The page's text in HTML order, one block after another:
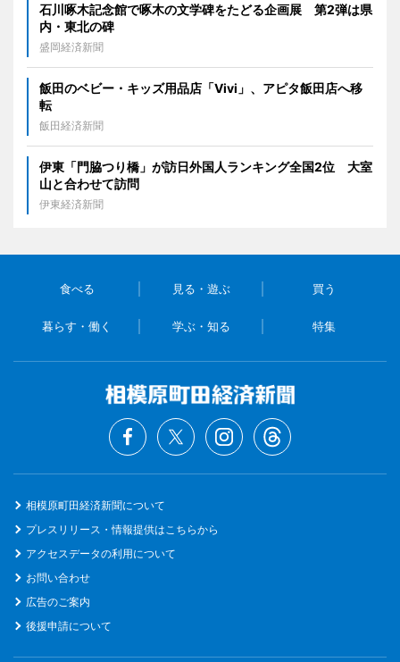
石川啄木記念館で啄木の文学碑をたどる企画展 第2弾は県
内・東北の碑
盛岡経済新聞
飯田のベビー・キッズ用品店「Vivi」、アピタ飯田店へ移
転
飯田経済新聞
伊東「門脇つり橋」が訪日外国人ランキング全国2位 大室
山と合わせて訪問
伊東経済新聞
食べる 見る・遊ぶ 買う
暮らす・働く 学ぶ・知る 特集
相模原町田経済新聞について
プレスリリース・情報提供はこちらから
アクセスデータの利用について
お問い合わせ
広告のご案内
後援申請について